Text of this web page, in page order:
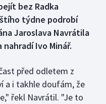
bez Radka
týdne podrobí
Jaroslava Navrátila
nahradí Ivo Minář.
před odletem z
a i takhle doufám, že
řekl Navrátil. "Je to